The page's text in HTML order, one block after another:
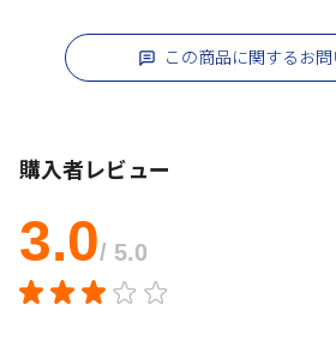
この商品に関するお
購入者レビュー
3.0/ 5.0